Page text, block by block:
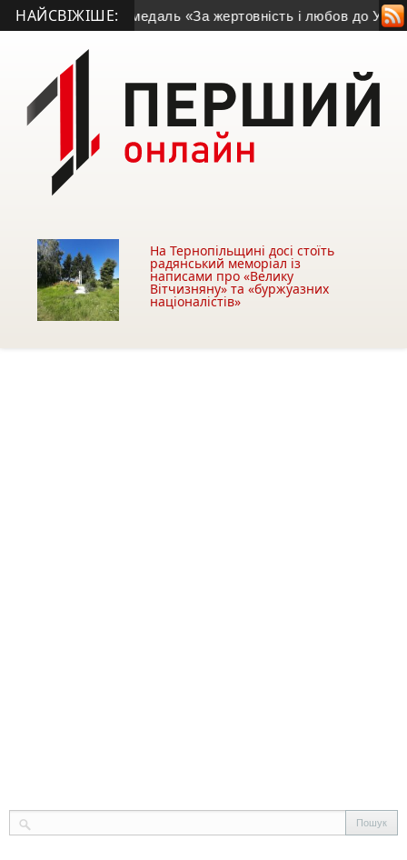
НАЙСВІЖІШЕ:
отримав медаль «За жертовність і любов до України» •
На Тернопільщині досі стоїть
радянський меморіал із
написами про «Велику
Вітчизняну» та «буржуазних
націоналістів»